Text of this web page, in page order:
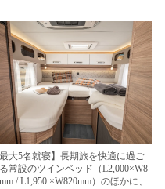
最大5名就寝】長期旅を快適に過ご
常設のツインベッド（L2,000×W8
/ L1,950 ×W820mm）のほかに、